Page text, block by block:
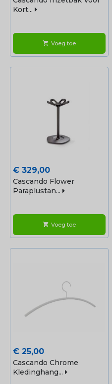
Kort...
shopping_cart Voeg toe
Prijs
€ 329,00
Cascando Flower
Paraplustan...
shopping_cart Voeg toe
Prijs
€ 25,00
Cascando Chrome
Kledinghang...